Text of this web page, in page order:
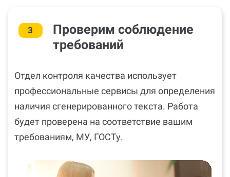
3
Проверим соблюдение
требований
Отдел контроля качества использует
профессиональные сервисы для определения
наличия сгенерированного текста. Работа
будет проверена на соответствие вашим
требованиям, МУ, ГОСТу.